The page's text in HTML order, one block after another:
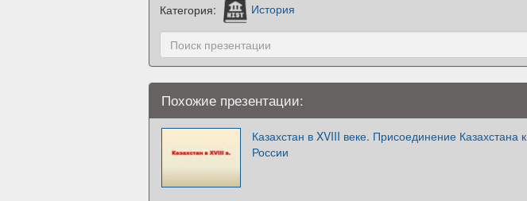
Категория: История
Похожие презентации:
Казахстан в XVIII веке. Присоединение Казахстана к
России